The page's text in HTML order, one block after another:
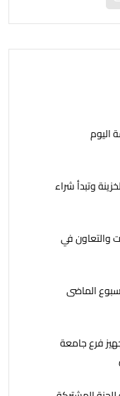
اليوم
وتبدأ شراء
والتعاون في
تجهيز فرع جامعة